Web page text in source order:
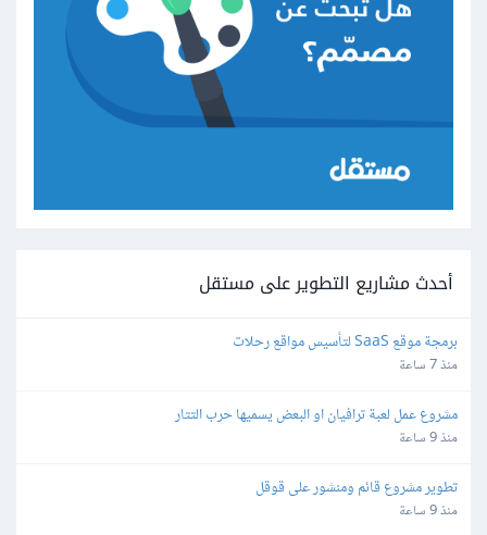
أحدث مشاريع التطوير على مستقل
برمجة موقع SaaS لتأسيس مواقع رحلات
منذ 7 ساعة
مشروع عمل لعبة ترافيان او البعض يسميها حرب التتار
منذ 9 ساعة
تطوير مشروع قائم ومنشور على قوقل
منذ 9 ساعة